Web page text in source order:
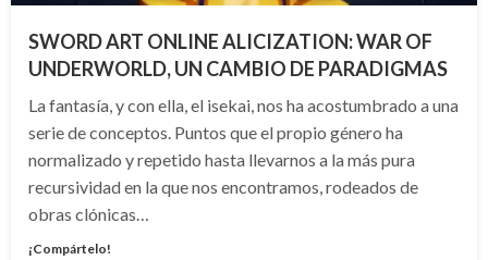
SWORD ART ONLINE ALICIZATION: WAR OF
UNDERWORLD, UN CAMBIO DE PARADIGMAS
La fantasía, y con ella, el isekai, nos ha acostumbrado a una
serie de conceptos. Puntos que el propio género ha
normalizado y repetido hasta llevarnos a la más pura
recursividad en la que nos encontramos, rodeados de
obras clónicas…
¡Compártelo!